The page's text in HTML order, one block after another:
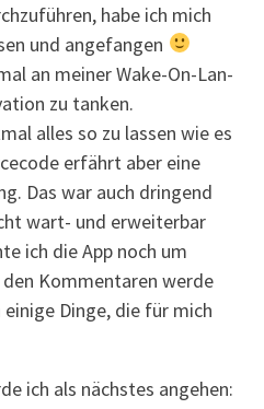
habe ich mich
und angefangen
an meiner Wake-On-Lan-
zu tanken.
alles so zu lassen wie es
erfährt aber eine
Das war auch dringend
wart- und erweiterbar
ich die App noch um
den Kommentaren werde
Dinge, die für mich
ich als nächstes angehen: